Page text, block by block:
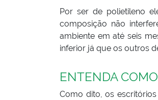
Por ser de polietileno
composição não
ambiente em até seis
inferior já que os outros
ENTENDA
Como dito, os